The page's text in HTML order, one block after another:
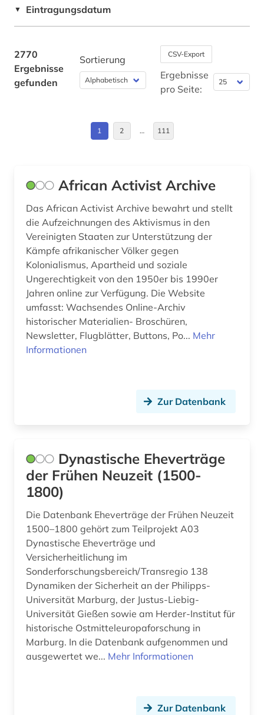
african studies (2)
lateinamerika (1)
afrikaforschung (2)
afrikastudien (2)
afrikawissenschaften (3)
afro-amerikanische frauen (1)
afro-amerikanische geschichte (1)
afroamerikaner (2)
agder (2)
agence france-presse (1)
akdademie der künste (1)
aktiengesellschaft (1)
albanien (1)
albrecht (1)
alfred escher (1)
algerien (1)
allgemeine kulturwissenschaft (1)
allgemeine sammelwerke (1)
Brandenburg (14)
Bulgarien (7)
Estland (13)
Europa (80)
Finnland (40)
Frankreich (61)
GUS (5)
Gibraltar (1)
Hessen (18)
Island (23)
Israel (37)
Italien (33)
Japan (7)
Jugoslawien (9)
Kanada (21)
Korea (3)
▼ Eintragungsdatum
2770
Ergebnisse
gefunden
Sortierung CSV-Export
Ergebnisse
pro Seite:
1 2 … 111
African Activist Archive
Das African Activist Archive bewahrt und stellt
die Aufzeichnungen des Aktivismus in den
Vereinigten Staaten zur Unterstützung der
Kämpfe afrikanischer Völker gegen
Kolonialismus, Apartheid und soziale
Ungerechtigkeit von den 1950er bis 1990er
Jahren online zur Verfügung. Die Website
umfasst: Wachsendes Online-Archiv
historischer Materialien- Broschüren,
Newsletter, Flugblätter, Buttons, Po... Mehr
Informationen
Zur Datenbank
Dynastische Eheverträge
der Frühen Neuzeit (1500-
1800)
Die Datenbank Eheverträge der Frühen Neuzeit
1500–1800 gehört zum Teilprojekt A03
Dynastische Eheverträge und
Versicherheitlichung im
Sonderforschungsbereich/Transregio 138
Dynamiken der Sicherheit an der Philipps-
Universität Marburg, der Justus-Liebig-
Universität Gießen sowie am Herder-Institut für
historische Ostmitteleuropaforschung in
Marburg. In die Datenbank aufgenommen und
ausgewertet we... Mehr Informationen
Zur Datenbank